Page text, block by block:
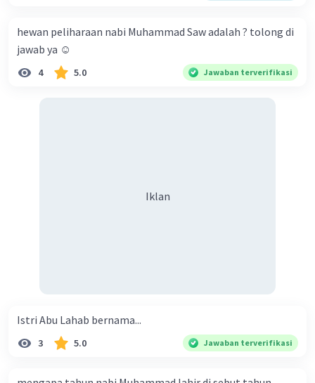
hewan peliharaan nabi Muhammad Saw adalah ? tolong di
jawab ya ☺️
4 5.0 Jawaban terverifikasi
Iklan
Istri Abu Lahab bernama...
3 5.0 Jawaban terverifikasi